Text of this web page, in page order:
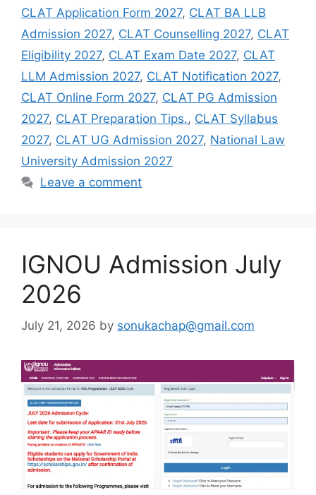
CLAT Application Form 2027, CLAT BA LLB
Admission 2027, CLAT Counselling 2027, CLAT
Eligibility 2027, CLAT Exam Date 2027, CLAT
LLM Admission 2027, CLAT Notification 2027,
CLAT Online Form 2027, CLAT PG Admission
2027, CLAT Preparation Tips., CLAT Syllabus
2027, CLAT UG Admission 2027, National Law
University Admission 2027
Leave a comment
IGNOU Admission July
2026
July 21, 2026 by sonukachap@gmail.com